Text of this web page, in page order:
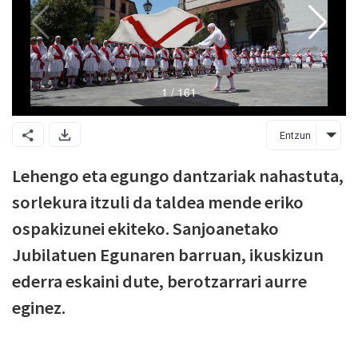
Entzun
Lehengo eta egungo dantzariak nahastuta,
sorlekura itzuli da taldea mende eriko
ospakizunei ekiteko. Sanjoanetako
Jubilatuen Egunaren barruan, ikuskizun
ederra eskaini dute, berotzarrari aurre
eginez.